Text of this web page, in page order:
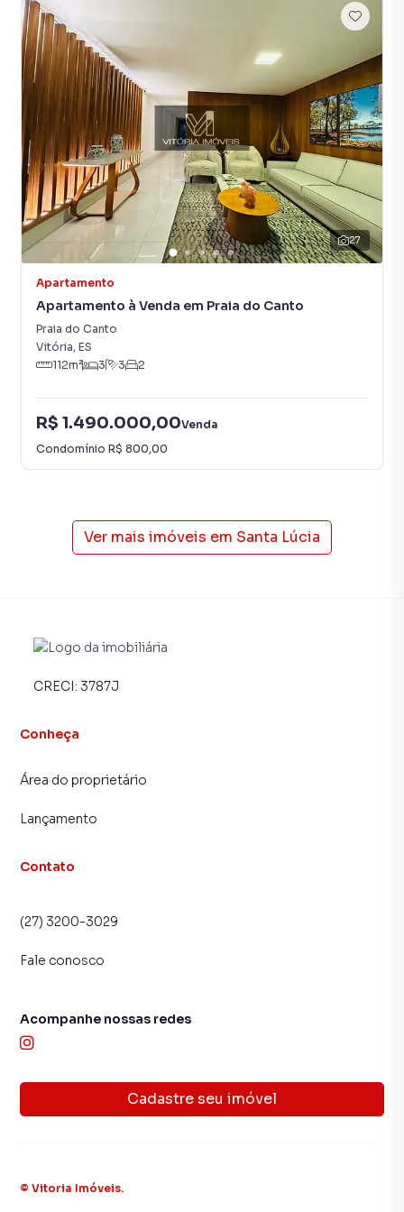
campanhas específicas para Vitória, o que aumenta muito
o número de contatos interessados e tendo como
consequência uma maior chance de vender ou alugar seu
imóvel mais rápido. Contamos também com um time de
programadores, corretores treinados e uma central de
atendimento preparada para atender proprietários e
inquilinos.
27
Apartamento
Apartamento à Venda em Praia do Canto
Praia do Canto
Vitória, ES
112m² 3 3 2
R$ 1.490.000,00Venda
Condomínio R$ 800,00
Ver mais imóveis em Santa Lúcia
CRECI: 3787J
Conheça
Área do proprietário
Lançamento
Contato
(27) 3200-3029
Fale conosco
Cadastre seu imóvel
Acompanhe nossas redes
© Vitoria Imóveis.